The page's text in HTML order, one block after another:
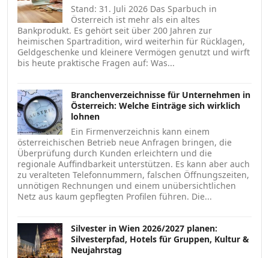
Stand: 31. Juli 2026 Das Sparbuch in
Österreich ist mehr als ein altes
Bankprodukt. Es gehört seit über 200 Jahren zur
heimischen Spartradition, wird weiterhin für Rücklagen,
Geldgeschenke und kleinere Vermögen genutzt und wirft
bis heute praktische Fragen auf: Was...
Branchenverzeichnisse für Unternehmen in
Österreich: Welche Einträge sich wirklich
lohnen
Ein Firmenverzeichnis kann einem
österreichischen Betrieb neue Anfragen bringen, die
Überprüfung durch Kunden erleichtern und die
regionale Auffindbarkeit unterstützen. Es kann aber auch
zu veralteten Telefonnummern, falschen Öffnungszeiten,
unnötigen Rechnungen und einem unübersichtlichen
Netz aus kaum gepflegten Profilen führen. Die...
Silvester in Wien 2026/2027 planen:
Silvesterpfad, Hotels für Gruppen, Kultur &
Neujahrstag